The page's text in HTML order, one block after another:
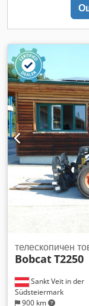
Sankt Veit in der
Südsteiermark
900 km
телескопичен
BobcatT2250